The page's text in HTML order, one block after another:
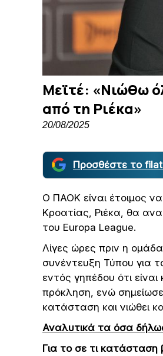
Μεϊτέ: «Νιώθω
από τη Ριέκα»
20/08/2025
Προσθέστε το
Ο ΠΑΟΚ είναι έτοιμος
Κροατίας, Ριέκα, θα
του Εuropa League.
Λίγες ώρες πριν η
συνέντευξη Τύπου για
εντός γηπέδου ότι
πρόκληση, ενώ
κατάσταση και νιώθει
Αναλυτικά τα όσα
Για το σε τι κατάσταση